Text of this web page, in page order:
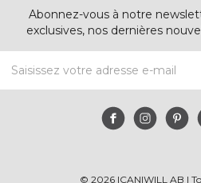
Abonnez-vous à notre
exclusives, nos dernières
© 2026ICANIWILL AB |